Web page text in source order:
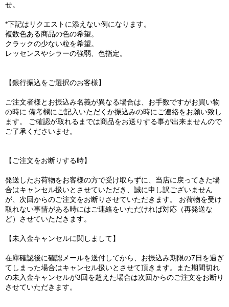
せ。
*下記はリクエストに添えない例になります。
複数色ある商品の色の希望。
クラックの少ない粒を希望。
レッセンスやシラーの強弱、色指定。
【銀行振込をご選択のお客様】
ご注文者様とお振込み名義が異なる場合は、お手数ですがお買い物
の時に 備考欄にご記入いただくか振込みの時にご連絡をお願い致し
ます。 ご確認が取れるまでは商品をお送りする事が出来ませんので
ご了承くださいませ。
【ご注文をお断りする時】
発送したお荷物をお客様の方で受け取らずに、当店に戻ってきた場
合はキャンセル扱いとさせていただき、誠に申し訳ございません
が、次回からのご注文をお断りさせていただきます。 お荷物を受け
取れない事情がある時にはご連絡をいただければ対応（再発送な
ど）させていただきます。
【未入金キャンセルに関しまして】
在庫確認後に確認メールを送付してから、お振込み期限の7日を過ぎ
てしまった場合はキャンセル扱いとさせて頂きます。また期間切れ
の未入金キャンセルが3回を超えた場合は次回からのご注文をお断り
させていただきます。